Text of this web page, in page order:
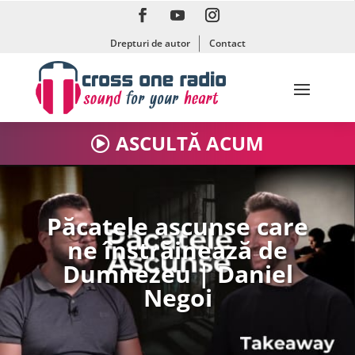
Drepturi de autor Contact
ASCULTĂ ACUM
Păcatele ascunse care
ne înstrăinează de
Dumnezeu | Daniel
Negoi